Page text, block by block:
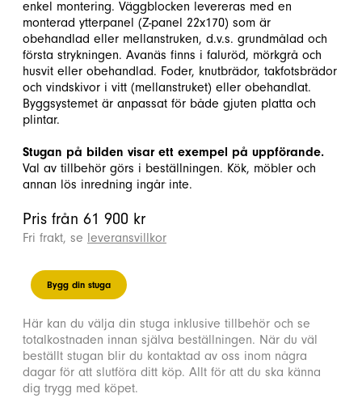
enkel montering. Väggblocken levereras med en
monterad ytterpanel (Z-panel 22x170) som är
obehandlad eller mellanstruken, d.v.s. grundmålad och
första strykningen. Avanäs finns i faluröd, mörkgrå och
husvit eller obehandlad. Foder, knutbrädor, takfotsbrädor
och vindskivor i vitt (mellanstruket) eller obehandlat.
Byggsystemet är anpassat för både gjuten platta och
plintar.
Stugan på bilden visar ett exempel på uppförande.
Val av tillbehör görs i beställningen. Kök, möbler och
annan lös inredning ingår inte.
Pris från 61 900 kr
Fri frakt, se leveransvillkor
Bygg din stuga
Här kan du välja din stuga inklusive tillbehör och se
totalkostnaden innan själva beställningen. När du väl
beställt stugan blir du kontaktad av oss inom några
dagar för att slutföra ditt köp. Allt för att du ska känna
dig trygg med köpet.